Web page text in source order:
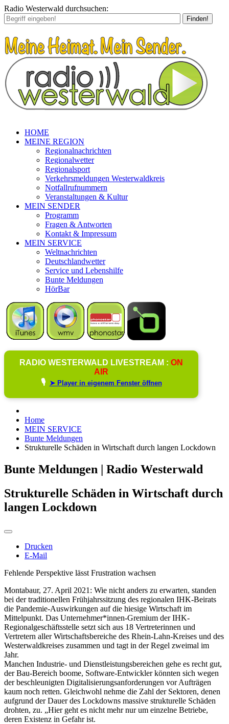
Radio Westerwald durchsuchen:
Finden!
HOME
MEINE REGION
Regionalnachrichten
Regionalwetter
Regionalsport
Verkehrsmeldungen Westerwaldkreis
Notfallrufnummern
Veranstaltungen & Kultur
MEIN SENDER
Programm
Fragen & Antworten
Kontakt & Impressum
MEIN SERVICE
Weltnachrichten
Deutschlandwetter
Service und Lebenshilfe
Bunte Meldungen
HörBar
RADIO WESTERWALD LIVESTREAM : ON
AIR
🎙️ ➤ Player in eigenem Fenster öffnen
Home
MEIN SERVICE
Bunte Meldungen
Strukturelle Schäden in Wirtschaft durch langen Lockdown
Bunte Meldungen | Radio Westerwald
Strukturelle Schäden in Wirtschaft durch
langen Lockdown
Drucken
E-Mail
Fehlende Perspektive lässt Frustration wachsen
Montabaur, 27. April 2021: Wie nicht anders zu erwarten, standen
bei der traditionellen Frühjahrssitzung des regionalen IHK-Beirats
die Pandemie-Auswirkungen auf die hiesige Wirtschaft im
Mittelpunkt. Das Unternehmer*innen-Gremium der IHK-
Regionalgeschäftsstelle setzt sich aus 18 Vertreterinnen und
Vertretern aller Wirtschaftsbereiche des Rhein-Lahn-Kreises und des
Westerwaldkreises zusammen und tagt in der Regel zweimal im
Jahr.
Manchen Industrie- und Dienstleistungsbereichen gehe es recht gut,
der Bau-Bereich boome, Software-Entwickler könnten sich wegen
der beschleunigten Digitalisierungsanforderungen vor Aufträgen
kaum noch retten. Gleichwohl nehme die Zahl der Sektoren, denen
aufgrund der Dauer des Lockdowns massive strukturelle Schäden
drohten, zu. „Hier geht es nicht mehr nur um einzelne Betriebe,
deren Existenz in Gefahr ist.